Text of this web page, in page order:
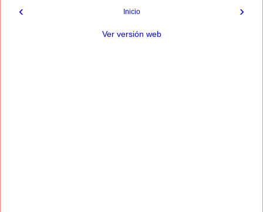
‹ ›
Inicio
Ver versión web